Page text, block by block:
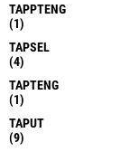
TAPPTENG
(1)
TAPSEL
(4)
TAPTENG
(1)
TAPUT
(9)